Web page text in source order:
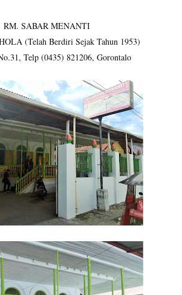
RM. SABAR MENANTI
(Telah Berdiri Sejak Tahun 1953)
Telp (0435) 821206, Gorontalo